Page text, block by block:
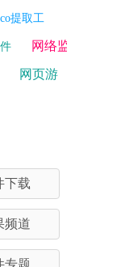
提取工
网络监
网页游
下载
频道
专题